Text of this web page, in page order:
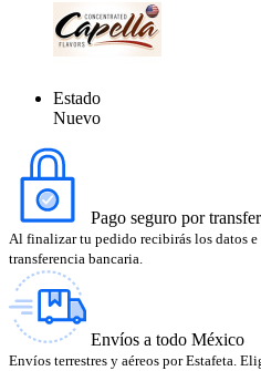
Estado
Nuevo
Pago seguro por
Al finalizar tu pedido recibirás los datos
transferencia bancaria.
Envíos a todo México
Envíos terrestres y aéreos por Estafeta.